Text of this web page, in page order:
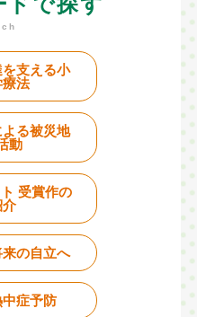
支える小
療法
る被災地
動
受賞作の
介
の自立へ
症予防